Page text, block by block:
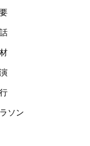
ソン